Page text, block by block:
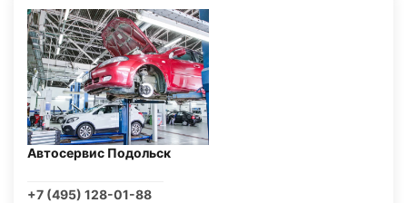
Автосервис Подольск
+7 (495) 128-01-88